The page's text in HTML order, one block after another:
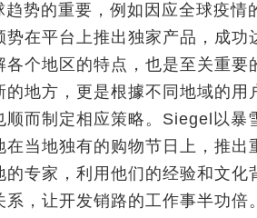
势的重要，例如因应全球疫情
在平台上推出独家产品，成功
个地区的特点，也是至关重要
地方，更是根據不同地域的用
而制定相应策略。Siegel以暴
当地独有的购物节日上，推出
专家，利用他们的经验和文化
，让开发销路的工作事半功倍